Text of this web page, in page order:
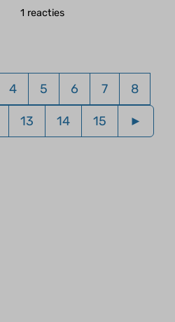
1
4 5 6 7 8
13 14 15 ►